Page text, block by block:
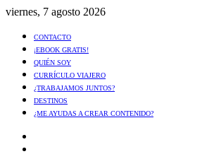
viernes, 7 agosto 2026
CONTACTO
¡EBOOK GRATIS!
QUIÉN SOY
CURRÍCULO VIAJERO
¿TRABAJAMOS JUNTOS?
DESTINOS
¿ME AYUDAS A CREAR CONTENIDO?